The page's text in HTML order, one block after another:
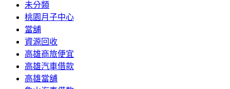
未分類
桃園月子中心
當舖
資源回收
高雄商旅便宜
高雄汽車借款
高雄當舖